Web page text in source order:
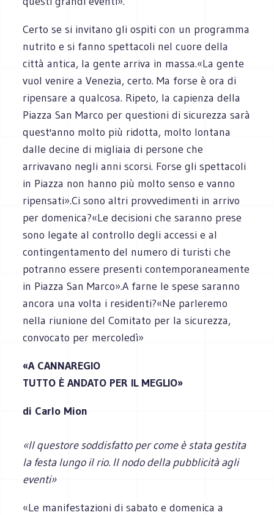
Certo se si invitano gli ospiti con un programma
nutrito e si fanno spettacoli nel cuore della
città antica, la gente arriva in massa.«La gente
vuol venire a Venezia, certo. Ma forse è ora di
ripensare a qualcosa. Ripeto, la capienza della
Piazza San Marco per questioni di sicurezza sarà
quest'anno molto più ridotta, molto lontana
dalle decine di migliaia di persone che
arrivavano negli anni scorsi. Forse gli spettacoli
in Piazza non hanno più molto senso e vanno
ripensati».Ci sono altri provvedimenti in arrivo
per domenica?«Le decisioni che saranno prese
sono legate al controllo degli accessi e al
contingentamento del numero di turisti che
potranno essere presenti contemporaneamente
in Piazza San Marco».A farne le spese saranno
ancora una volta i residenti?«Ne parleremo
nella riunione del Comitato per la sicurezza,
convocato per mercoledì»
«A CANNAREGIO
TUTTO È ANDATO PER IL MEGLIO»
di Carlo Mion
«Il questore soddisfatto per come è stata gestita
la festa lungo il rio. Il nodo della pubblicità agli
eventi»
«Le manifestazioni di sabato e domenica a